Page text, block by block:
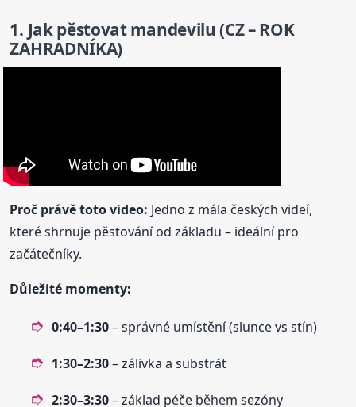
1. Jak pěstovat mandevilu (CZ – ROK
ZAHRADNÍKA)
Proč právě toto video: Jedno z mála českých videí,
které shrnuje pěstování od základu – ideální pro
začátečníky.
Důležité momenty:
0:40–1:30– správné umístění (slunce vs stín)
1:30–2:30– zálivka a substrát
2:30–3:30– základ péče během sezóny